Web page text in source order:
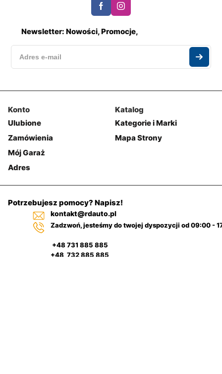
Newsletter: Nowości, Promocje,
Konto
Ulubione
Zamówienia
Mój Garaż
Adres
Katalog
Kategorie i Marki
Mapa Strony
Potrzebujesz pomocy? Napisz!
kontakt@rdauto.pl
Zadzwoń, jesteśmy do twojej dyspozycji od 09:00 -
+48 731 885 885
+48 732 885 885